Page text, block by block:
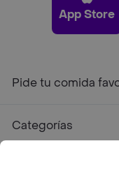
App Store
Pide tu comida
Categorías